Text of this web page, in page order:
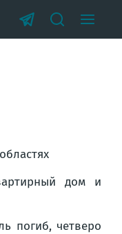
дом и
погиб, четверо